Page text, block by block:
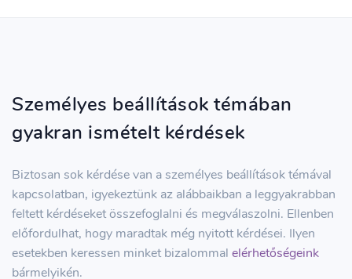
Személyes beállítások témában
gyakran ismételt kérdések
Biztosan sok kérdése van a személyes beállítások témával
kapcsolatban, igyekeztünk az alábbaikban a leggyakrabban
feltett kérdéseket összefoglalni és megválaszolni. Ellenben
előfordulhat, hogy maradtak még nyitott kérdései. Ilyen
esetekben keressen minket bizalommal elérhetőségeink
bármelyikén.